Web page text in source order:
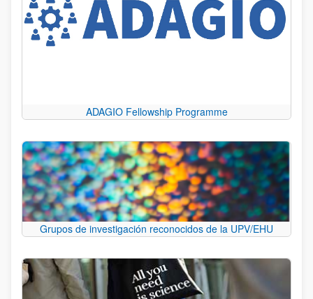
ADAGIO Fellowship Programme
Grupos de investigación reconocidos de la UPV/EHU